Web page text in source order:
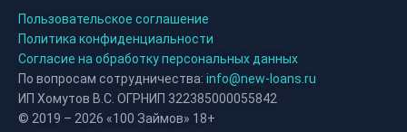
Пользовательское соглашение
Политика конфиденциальности
Согласие на обработку персональных данных
По вопросам сотрудничества: info@new-loans.ru
ИП Хомутов В.С. ОГРНИП 322385000055842
© 2019 – 2026 «100 Займов» 18+